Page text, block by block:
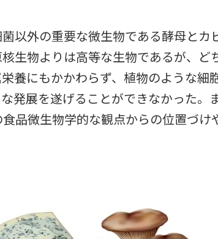
以外の重要な微生物である酵母とカ
生物よりは高等な生物であるが、ど
養にもかかわらず、植物のような細
発展を遂げることができなかった。
品微生物学的な観点からの位置づけ